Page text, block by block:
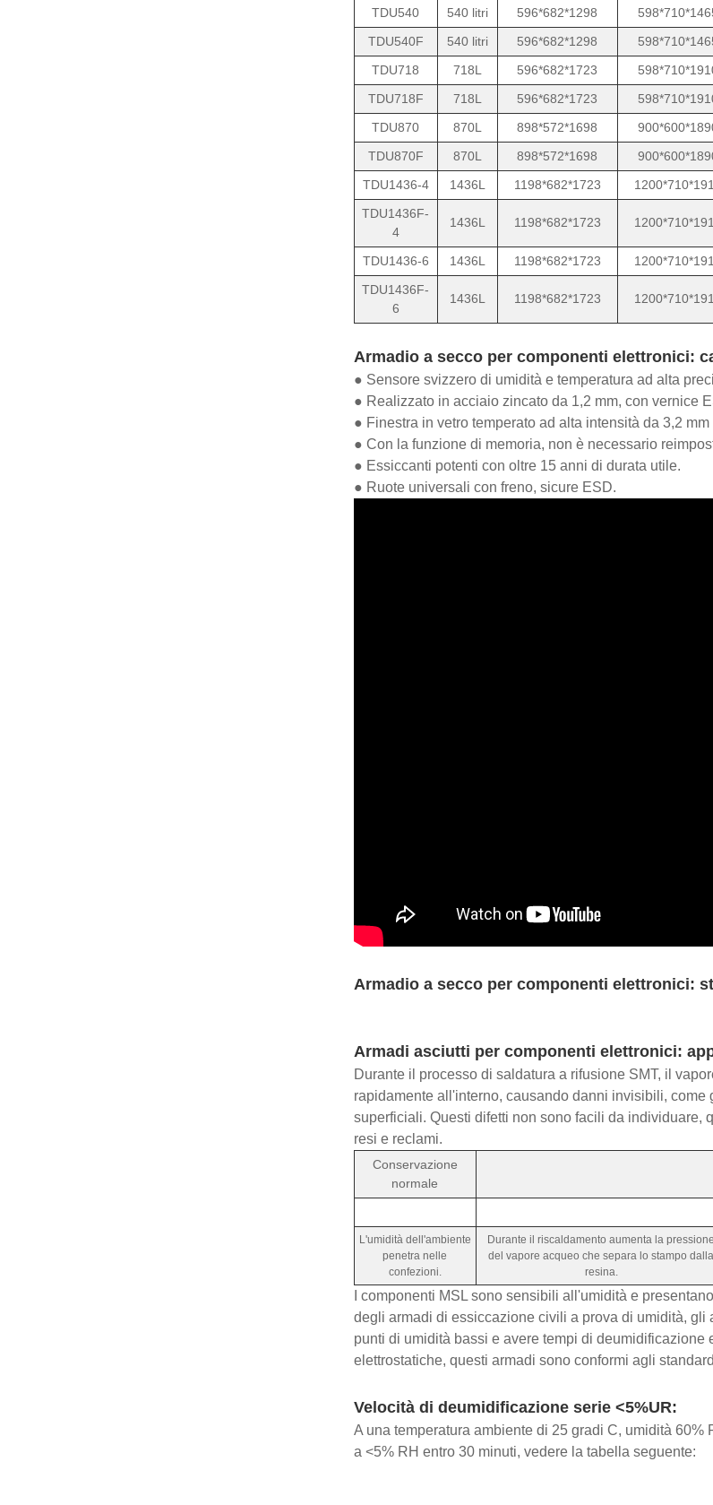
TDU540
540 litri 596*682*1298
TDU540F
540 litri 596*682*1298
TDU718
718L 596*682*1723
TDU718F
718L 596*682*1723
TDU870
870L 898*572*1698
TDU870F
870L 898*572*1698
TDU1436-4
1436L 1198*682*1723
TDU1436F-
4
1436L 1198*682*1723
TDU1436-6 1436L 1198*682*1723
TDU1436F-
6
1436L 1198*682*1723
Armadio a secco per componenti elettronici:
● Sensore svizzero di umidità e temperatura ad alta
● Realizzato in acciaio zincato da 1,2 mm, con vernice
● Finestra in vetro temperato ad alta intensità da 3,2
● Con la funzione di memoria, non è necessario
● Essiccanti potenti con oltre 15 anni di durata utile.
● Ruote universali con freno, sicure ESD.
Armadio a secco per componenti elettronici:
Armadi asciutti per componenti elettronici:
Durante il processo di saldatura a rifusione SMT, il
rapidamente all'interno, causando danni invisibili,
superficiali. Questi difetti non sono facili da individuare,
resi e reclami.
Conservazione
normale
L'umidità dell'ambiente
penetra nelle
confezioni.
Durante il riscaldamento aumenta la pressione
del vapore acqueo che separa lo stampo dalla
resina.
I componenti MSL sono sensibili all'umidità e
degli armadi di essiccazione civili a prova di umidità,
punti di umidità bassi e avere tempi di
elettrostatiche, questi armadi sono conformi agli
Velocità di deumidificazione serie <5%UR:
A una temperatura ambiente di 25 gradi C, umidità
a <5% RH entro 30 minuti, vedere la tabella seguente: